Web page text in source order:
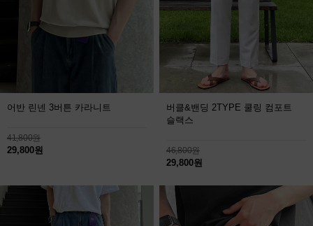
어반 린넨 3버튼 카라니트
41,800원
29,800원
버클&밴딩 2TYPE 쿨링 컴포트
슬랙스
46,800원
29,800원